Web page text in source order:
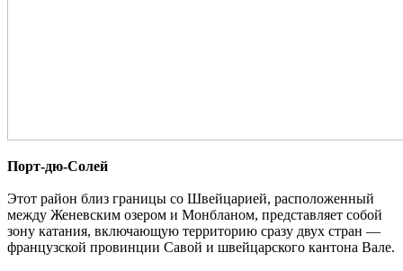
Порт-дю-Солей
Этот район близ границы со Швейцарией, расположенный
между Женевским озером и Монбланом, представляет собой
зону катания, включающую территорию сразу двух стран —
французской провинции Савой и швейцарского кантона Вале.